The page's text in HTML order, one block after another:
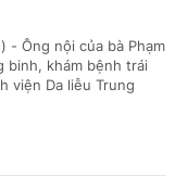
- Ông nội của bà Phạm
binh, khám bệnh trái
viện Da liễu Trung